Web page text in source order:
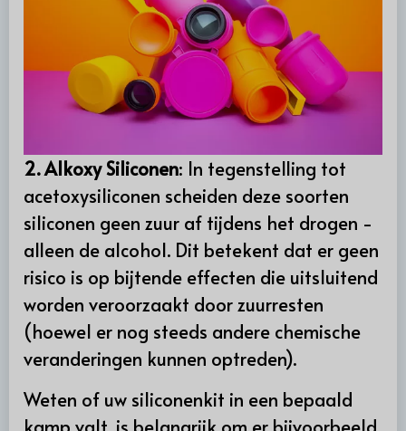
2. Alkoxy Siliconen: In tegenstelling tot
acetoxysiliconen scheiden deze soorten
siliconen geen zuur af tijdens het drogen -
alleen de alcohol. Dit betekent dat er geen
risico is op bijtende effecten die uitsluitend
worden veroorzaakt door zuurresten
(hoewel er nog steeds andere chemische
veranderingen kunnen optreden).
Weten of uw siliconenkit in een bepaald